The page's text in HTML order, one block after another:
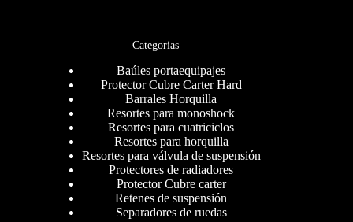
Categorias
Baúles portaequipajes
Protector Cubre Carter Hard
Barrales Horquilla
Resortes para monoshock
Resortes para cuatriciclos
Resortes para horquilla
Resortes para válvula de suspensión
Protectores de radiadores
Protector Cubre carter
Retenes de suspensión
Separadores de ruedas